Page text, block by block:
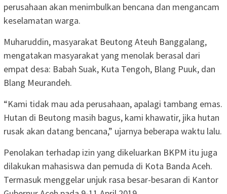
perusahaan akan menimbulkan bencana dan mengancam
keselamatan warga.
Muharuddin, masyarakat Beutong Ateuh Banggalang,
mengatakan masyarakat yang menolak berasal dari
empat desa: Babah Suak, Kuta Tengoh, Blang Puuk, dan
Blang Meurandeh.
“Kami tidak mau ada perusahaan, apalagi tambang emas.
Hutan di Beutong masih bagus, kami khawatir, jika hutan
rusak akan datang bencana,” ujarnya beberapa waktu lalu.
Penolakan terhadap izin yang dikeluarkan BKPM itu juga
dilakukan mahasiswa dan pemuda di Kota Banda Aceh.
Termasuk menggelar unjuk rasa besar-besaran di Kantor